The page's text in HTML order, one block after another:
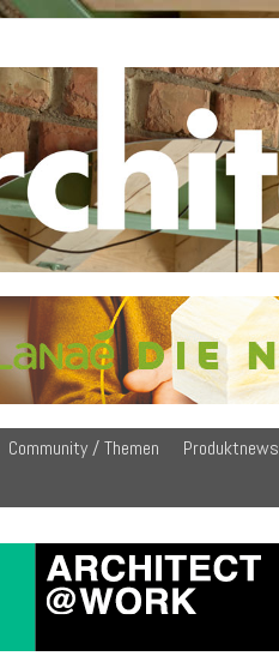
Community / Themen Produktnews